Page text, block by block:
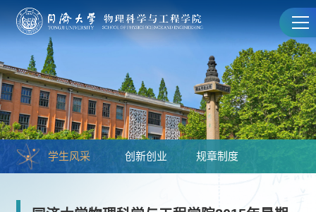
学生风采 创新创业 规章制度